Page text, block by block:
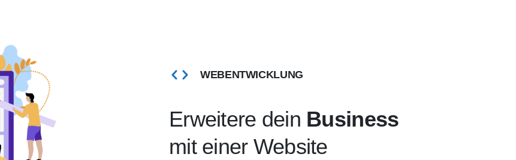
WEBENTWICKLUNG
Erweitere dein Business
mit einer Website